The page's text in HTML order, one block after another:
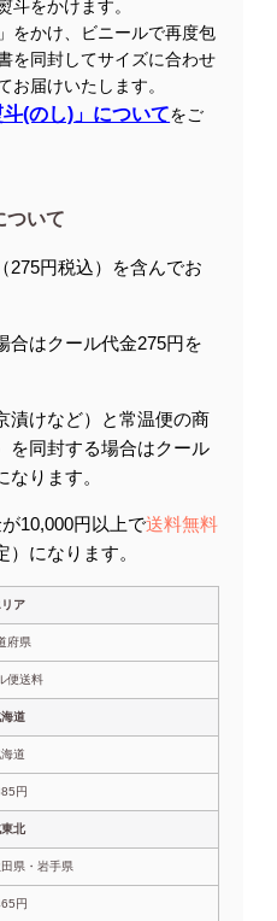
斗をかけます。
をかけ、ビニールで再度包
を同封してサイズに合わせ
お届けいたします。
斗(のし)」についてをご
ついて
円税込）を含んでお
合はクール代金275円を
漬けなど）と常温便の商
を同封する場合はクール
ります。
10,000円以上で送料無料
）になります。
ア
府県
便送料
道
道
円
北
県・岩手県
円